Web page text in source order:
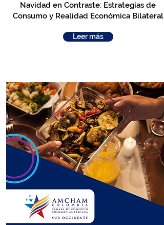
Navidad en Contraste: Estrategias de
Consumo y Realidad Económica Bilateral
Leer más